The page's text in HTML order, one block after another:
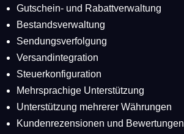
Gutschein- und Rabattverwaltung
Bestandsverwaltung
Sendungsverfolgung
Versandintegration
Steuerkonfiguration
Mehrsprachige Unterstützung
Unterstützung mehrerer Währungen
Kundenrezensionen und Bewertungen